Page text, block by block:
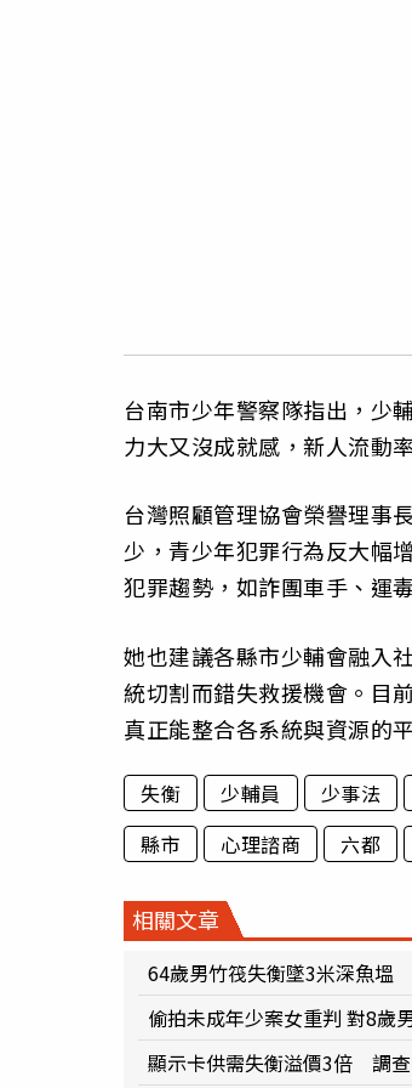
台南市少年警察隊指出，少
力大又沒成就感，新人流動
台灣照顧管理協會榮譽理事
少，青少年犯罪行為反大幅
犯罪趨勢，如詐團車手、運
她也建議各縣市少輔會融入
統切割而錯失救援機會。目
真正能整合各系統與資源的
失衡 少輔員 少事法
縣市
心理諮商 六都
相關文章
64歲男竹筏失衡墜3米深魚塭
偷拍未成年少案女重判 對8歲
顯示卡供需失衡溢價3倍 調